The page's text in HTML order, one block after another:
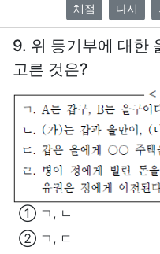
채점 다시
9. 위 등기부에 대한
고른 것은?
① ㄱ, ㄴ
② ㄱ, ㄷ